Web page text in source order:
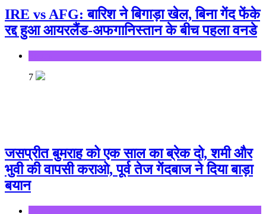
IRE vs AFG: बारिश ने बिगाड़ा खेल, बिना गेंद फेंके
रद्द हुआ आयरलैंड-अफगानिस्तान के बीच पहला वनडे
7
जसप्रीत बुमराह को एक साल का ब्रेक दो, शमी और
भुवी की वापसी कराओ, पूर्व तेज गेंदबाज ने दिया बाड़ा
बयान